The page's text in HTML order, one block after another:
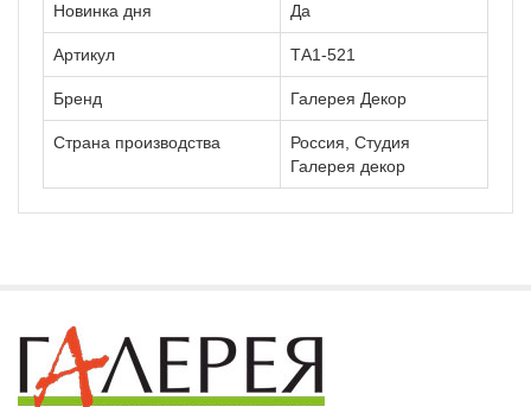
Новинка дня Да
Артикул ТА1-521
Бренд Галерея Декор
Страна производства
Россия, Студия
Галерея декор